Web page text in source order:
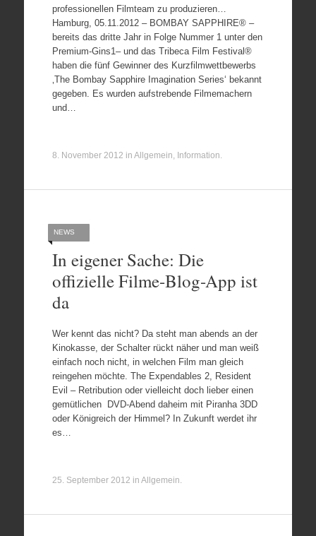
professionellen Filmteam zu produzieren…
Hamburg, 05.11.2012 – BOMBAY SAPPHIRE® –
bereits das dritte Jahr in Folge Nummer 1 unter den
Premium-Gins1– und das Tribeca Film Festival®
haben die fünf Gewinner des Kurzfilmwettbewerbs
‚The Bombay Sapphire Imagination Series‘ bekannt
gegeben. Es wurden aufstrebende Filmemachern
und…
8. November 2012 in Allgemein, Information.
NEWS
In eigener Sache: Die
offizielle Filme-Blog-App ist
da
Wer kennt das nicht? Da steht man abends an der
Kinokasse, der Schalter rückt näher und man weiß
einfach noch nicht, in welchen Film man gleich
reingehen möchte. The Expendables 2, Resident
Evil – Retribution oder vielleicht doch lieber einen
gemütlichen DVD-Abend daheim mit Piranha 3DD
oder Königreich der Himmel? In Zukunft werdet ihr
es…
25. September 2012 in Allgemein